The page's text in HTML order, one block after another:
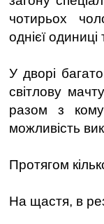
чотирьох
однієї одиниці
У дворі
світлову
разом з
можливість
Протягом
На щастя, в